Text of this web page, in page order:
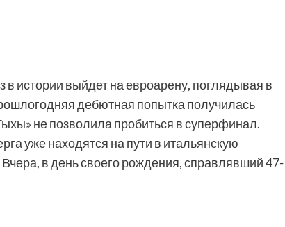
в истории выйдет на евроарену, поглядывая в
дебютная попытка получилась
не позволила пробиться в суперфинал.
уже находятся на пути в итальянскую
Вчера, в день своего рождения, справлявший 47-